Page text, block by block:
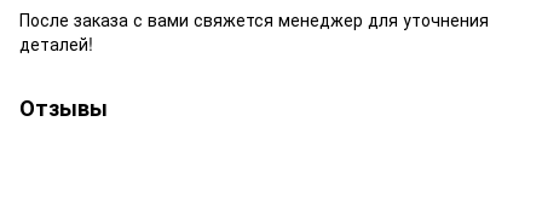
После заказа с вами свяжется менеджер для уточнения
деталей!
Отзывы